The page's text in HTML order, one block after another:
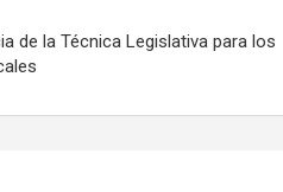
tir
de la Técnica Legislativa para los